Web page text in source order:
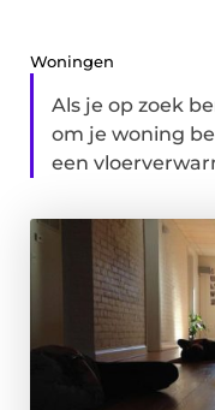
Woningen
Als je op zoek
om je woning
een